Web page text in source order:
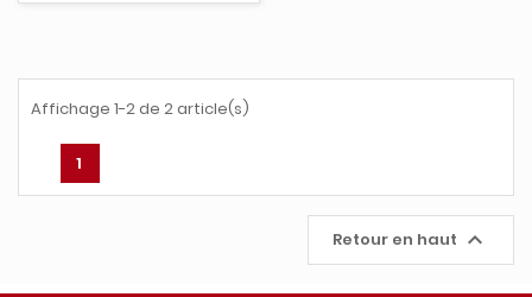
Affichage 1-2 de 2 article(s)
1
Retour en haut 